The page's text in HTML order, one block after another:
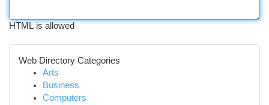
HTML is allowed
Web Directory Categories
Arts
Business
Computers